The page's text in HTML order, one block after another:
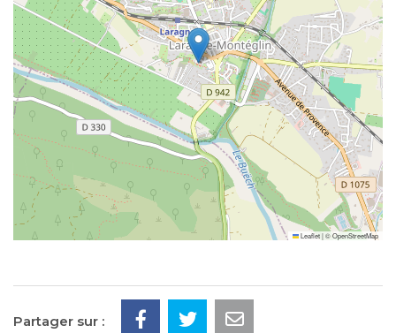
Leaflet|©OpenStreetMap
Partager sur :